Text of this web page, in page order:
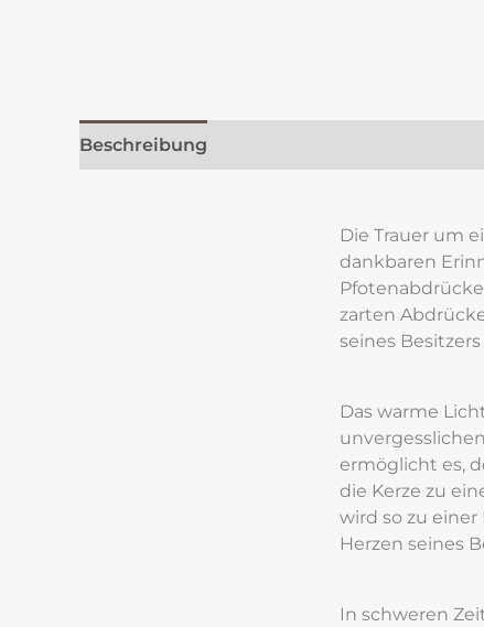
Beschreibung
Die Trauer um
dankbaren
zarten
seines
Das warme
ermöglicht es,
die Kerze zu
wird so zu
Herzen seines
In schweren